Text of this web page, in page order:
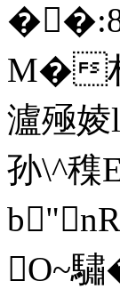
��:8
M�
瀘殛婈
孙\^穕
O~